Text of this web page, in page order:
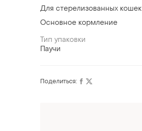
Для стерелизованных кошек
Основное кормление
Тип упаковки
Паучи
Поделиться: